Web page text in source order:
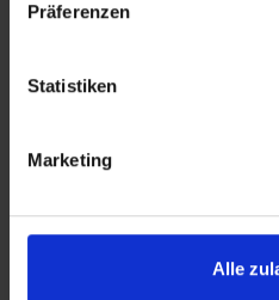
Präferenzen
Statistiken
Marketing
Alle
Fotoausstellung und